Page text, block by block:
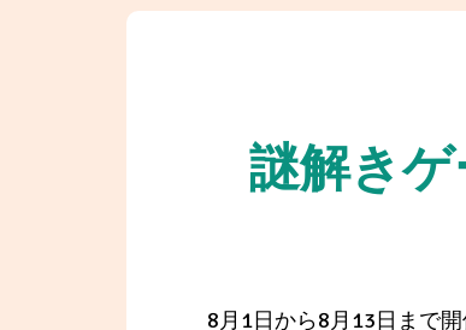
謎解き
8月1日から8月13日まで